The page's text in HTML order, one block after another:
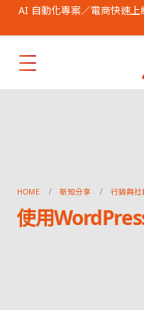
AI 自動化專案／電商快速
HOME 新知分享 行銷與社
使用